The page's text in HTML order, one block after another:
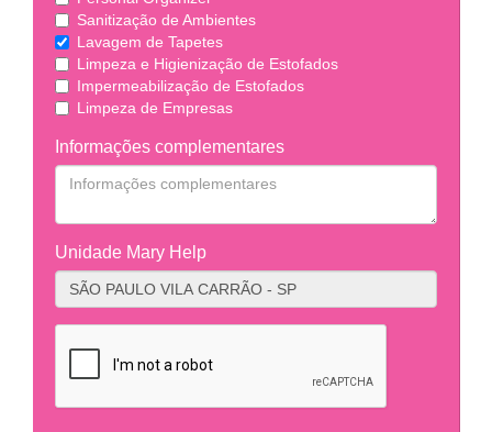
Sanitização de Ambientes
Lavagem de Tapetes
Limpeza e Higienização de Estofados
Impermeabilização de Estofados
Limpeza de Empresas
Informações complementares
Unidade Mary Help